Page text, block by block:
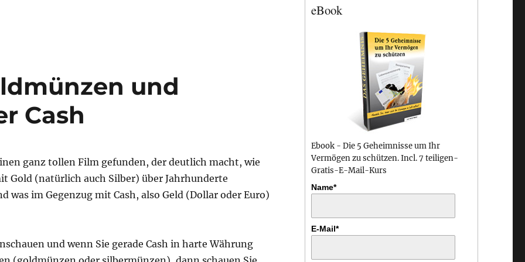
und
Cash
ganz tollen Film gefunden, der deutlich macht, wie
Gold (natürlich auch Silber) über Jahrhunderte
was im Gegenzug mit Cash, also Geld (Dollar oder Euro)
und wenn Sie gerade Cash in harte Währung
eBook
Ebook - Die 5 Geheimnisse um Ihr
Vermögen zu schützen. Incl. 7 teiligen-
Gratis-E-Mail-Kurs
Name*
E-Mail*